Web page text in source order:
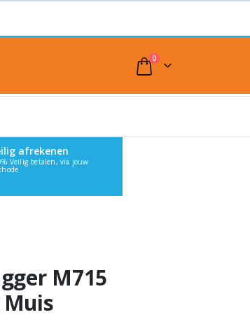
0
afrekenen
Veilig betalen, via jouw
M715
Muis